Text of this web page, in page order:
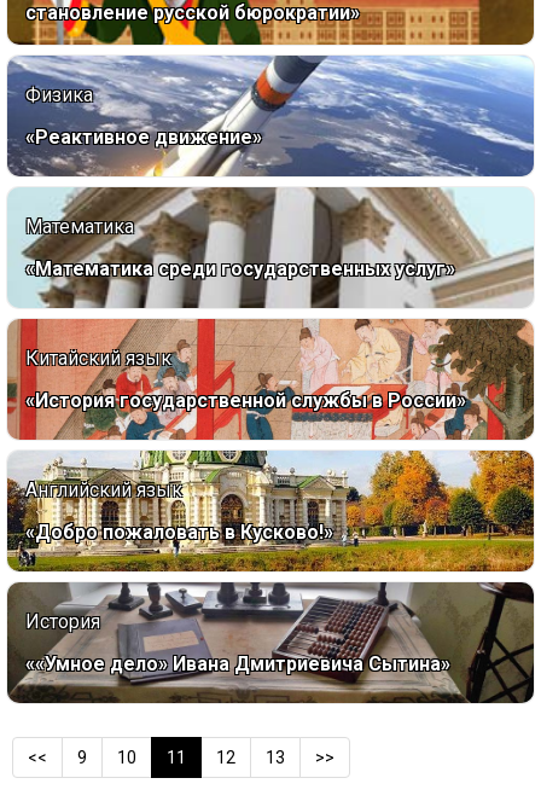
становление русской бюрократии»
Физика
«Реактивное движение»
Математика
«Математика среди государственных услуг»
Китайский язык
«История государственной службы в России»
Английский язык
«Добро пожаловать в Кусково!»
История
««Умное дело» Ивана Дмитриевича Сытина»
<< 9 10 11 12 13 >>